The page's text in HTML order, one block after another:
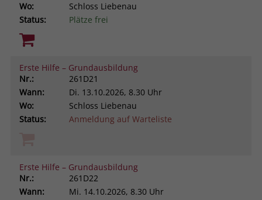
Wo:
Schloss Liebenau
Status:
Plätze frei
Erste Hilfe – Grundausbildung
Nr.:
261D21
Wann:
Di. 13.10.2026, 8.30 Uhr
Wo:
Schloss Liebenau
Status:
Anmeldung auf Warteliste
Erste Hilfe – Grundausbildung
Nr.:
261D22
Wann:
Mi. 14.10.2026, 8.30 Uhr